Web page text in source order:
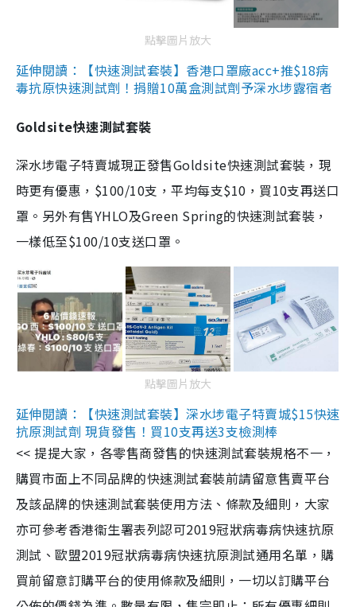
點擊圖片放大
延伸閱讀：【快速測試套裝】香港口罩廠acc+推$18病
毒抗原快速測試劑！捐贈10萬盒測試劑予深水埗露宿者
Goldsite快速測試套裝
深水埗電子特賣城現正發售Goldsite快速測試套裝，現
時更有優惠，$100/10支，平均每支$10，買10支再送口
罩。另外有售YHLO及Green Spring的快速測試套裝，
一樣低至$100/10支送口罩。
點擊圖片放大
延伸閱讀：【快速測試套裝】深水埗電子特賣城$15快速
抗原測試劑 現貨發售！買10支再送3支檢測棒
<< 提提大家，各零售商發售的快速測試套裝規格不一，
購買市面上不同品牌的快速測試套裝前請留意售賣平台
及該品牌的快速測試套裝使用方法、條款及細則，大家
亦可參考香港衞生署表列認可2019冠狀病毒病快速抗原
測試、歐盟2019冠狀病毒病快速抗原測試通用名單，購
買前留意訂購平台的使用條款及細則，一切以訂購平台